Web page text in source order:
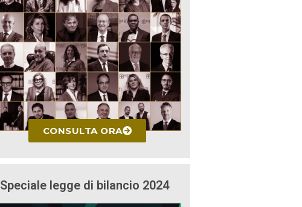
CONSULTA ORA
Speciale legge di bilancio 2024